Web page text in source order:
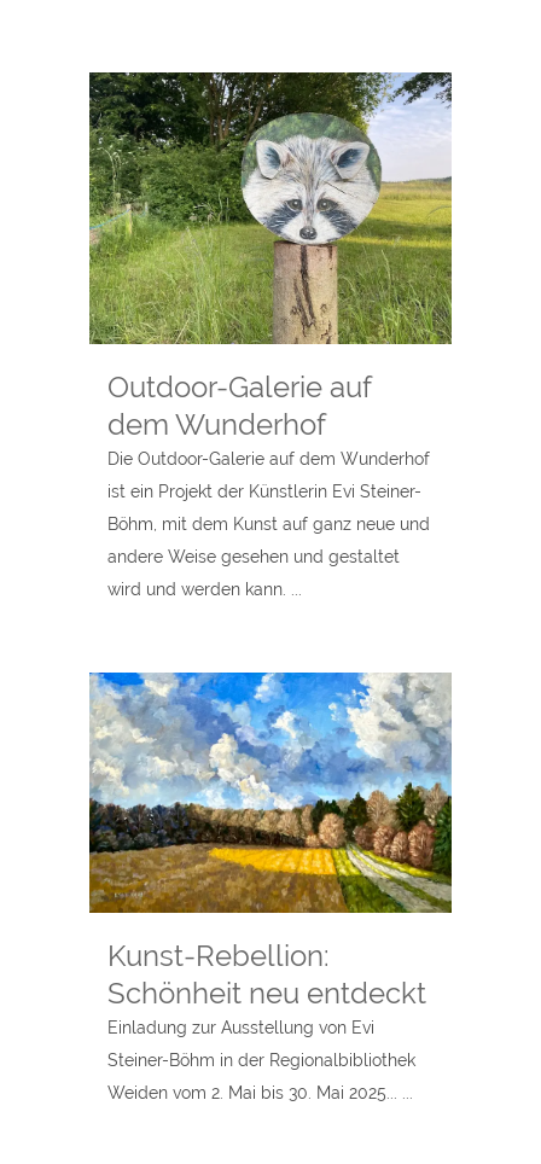
Outdoor-Galerie auf
dem Wunderhof
Die Outdoor-Galerie auf dem Wunderhof
ist ein Projekt der Künstlerin Evi Steiner-
Böhm, mit dem Kunst auf ganz neue und
andere Weise gesehen und gestaltet
wird und werden kann. ...
Kunst-Rebellion:
Schönheit neu entdeckt
Einladung zur Ausstellung von Evi
Steiner-Böhm in der Regionalbibliothek
Weiden vom 2. Mai bis 30. Mai 2025... ...